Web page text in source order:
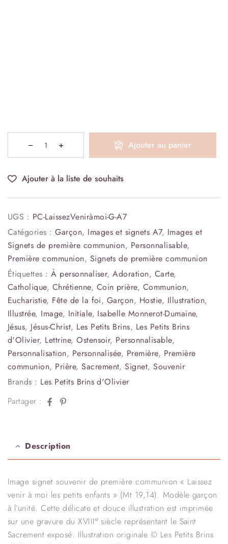
Ajouter au panier
Ajouter à la liste de souhaits
UGS : PC-LaissezVeniràmoi-G-A7
Catégories :Garçon, Images et signets A7, Images et
Signets de première communion, Personnalisable,
Première communion, Signets de première communion
Étiquettes :À personnaliser,Adoration, Carte,
Catholique, Chrétienne, Coin prière, Communion,
Eucharistie, Fête de la foi, Garçon, Hostie, Illustration,
Illustrée, Image, Initiale, Isabelle Monnerot-Dumaine,
Jésus, Jésus-Christ, Les Petits Brins, Les Petits Brins
d'Olivier, Lettrine,Ostensoir, Personnalisable,
Personnalisation, Personnalisée, Première, Première
communion, Prière,Sacrement,Signet,Souvenir
Brands : Les Petits Brins d'Olivier
Partager :
Facebook
Pinterest
Description
Image signet souvenir de première communion « Laissez
venir à moi les petits enfants » (Mt 19,14). Modèle garçon
à l’unité. Cette délicate et douce illustration est imprimée
sur une gravure du XVIIIe siècle représentant le Saint
Sacrement exposé. Illustration originale © Les Petits Brins